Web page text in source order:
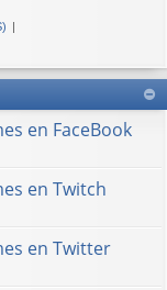
en FaceBook
en Twitch
en Twitter